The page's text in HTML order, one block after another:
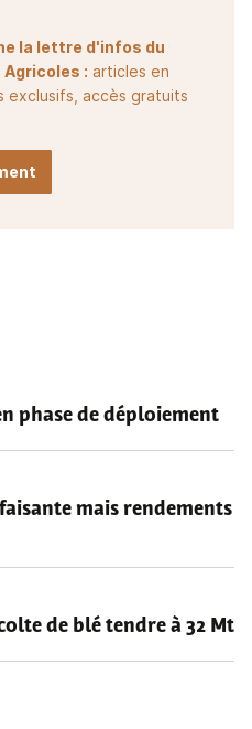
la lettre d'infos du
: articles en
exclusifs, accès gratuits
phase de déploiement
mais rendements
de blé tendre à 32 Mt